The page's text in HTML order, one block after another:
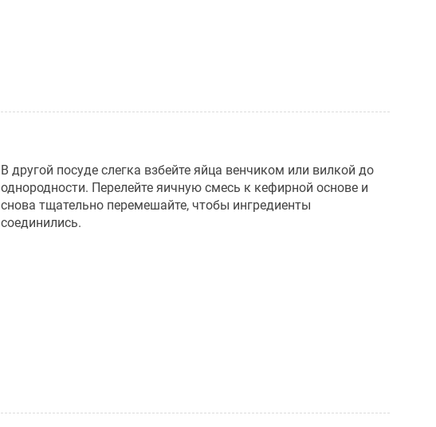
В другой посуде слегка взбейте яйца венчиком или вилкой до
однородности. Перелейте яичную смесь к кефирной основе и
снова тщательно перемешайте, чтобы ингредиенты
соединились.